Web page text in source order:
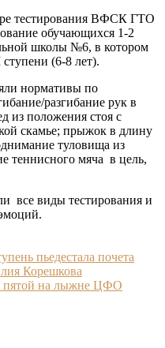
тестирования ВФСК ГТО
обучающихся 1-2
школы №6, в котором
(6-8 лет).
нормативы по
разгибание рук в
из положения стоя с
скамье; прыжок в длину
туловища из
теннисного мяча в цель,
все виды тестирования и
пьедестала почета
Корешкова
пятой на лыжне ЦФО